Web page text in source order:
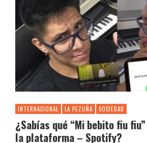
INTERNACIONAL LA PEZUÑA SOCIEDAD
¿Sabías qué “Mi bebito fiu
la plataforma – Spotify?